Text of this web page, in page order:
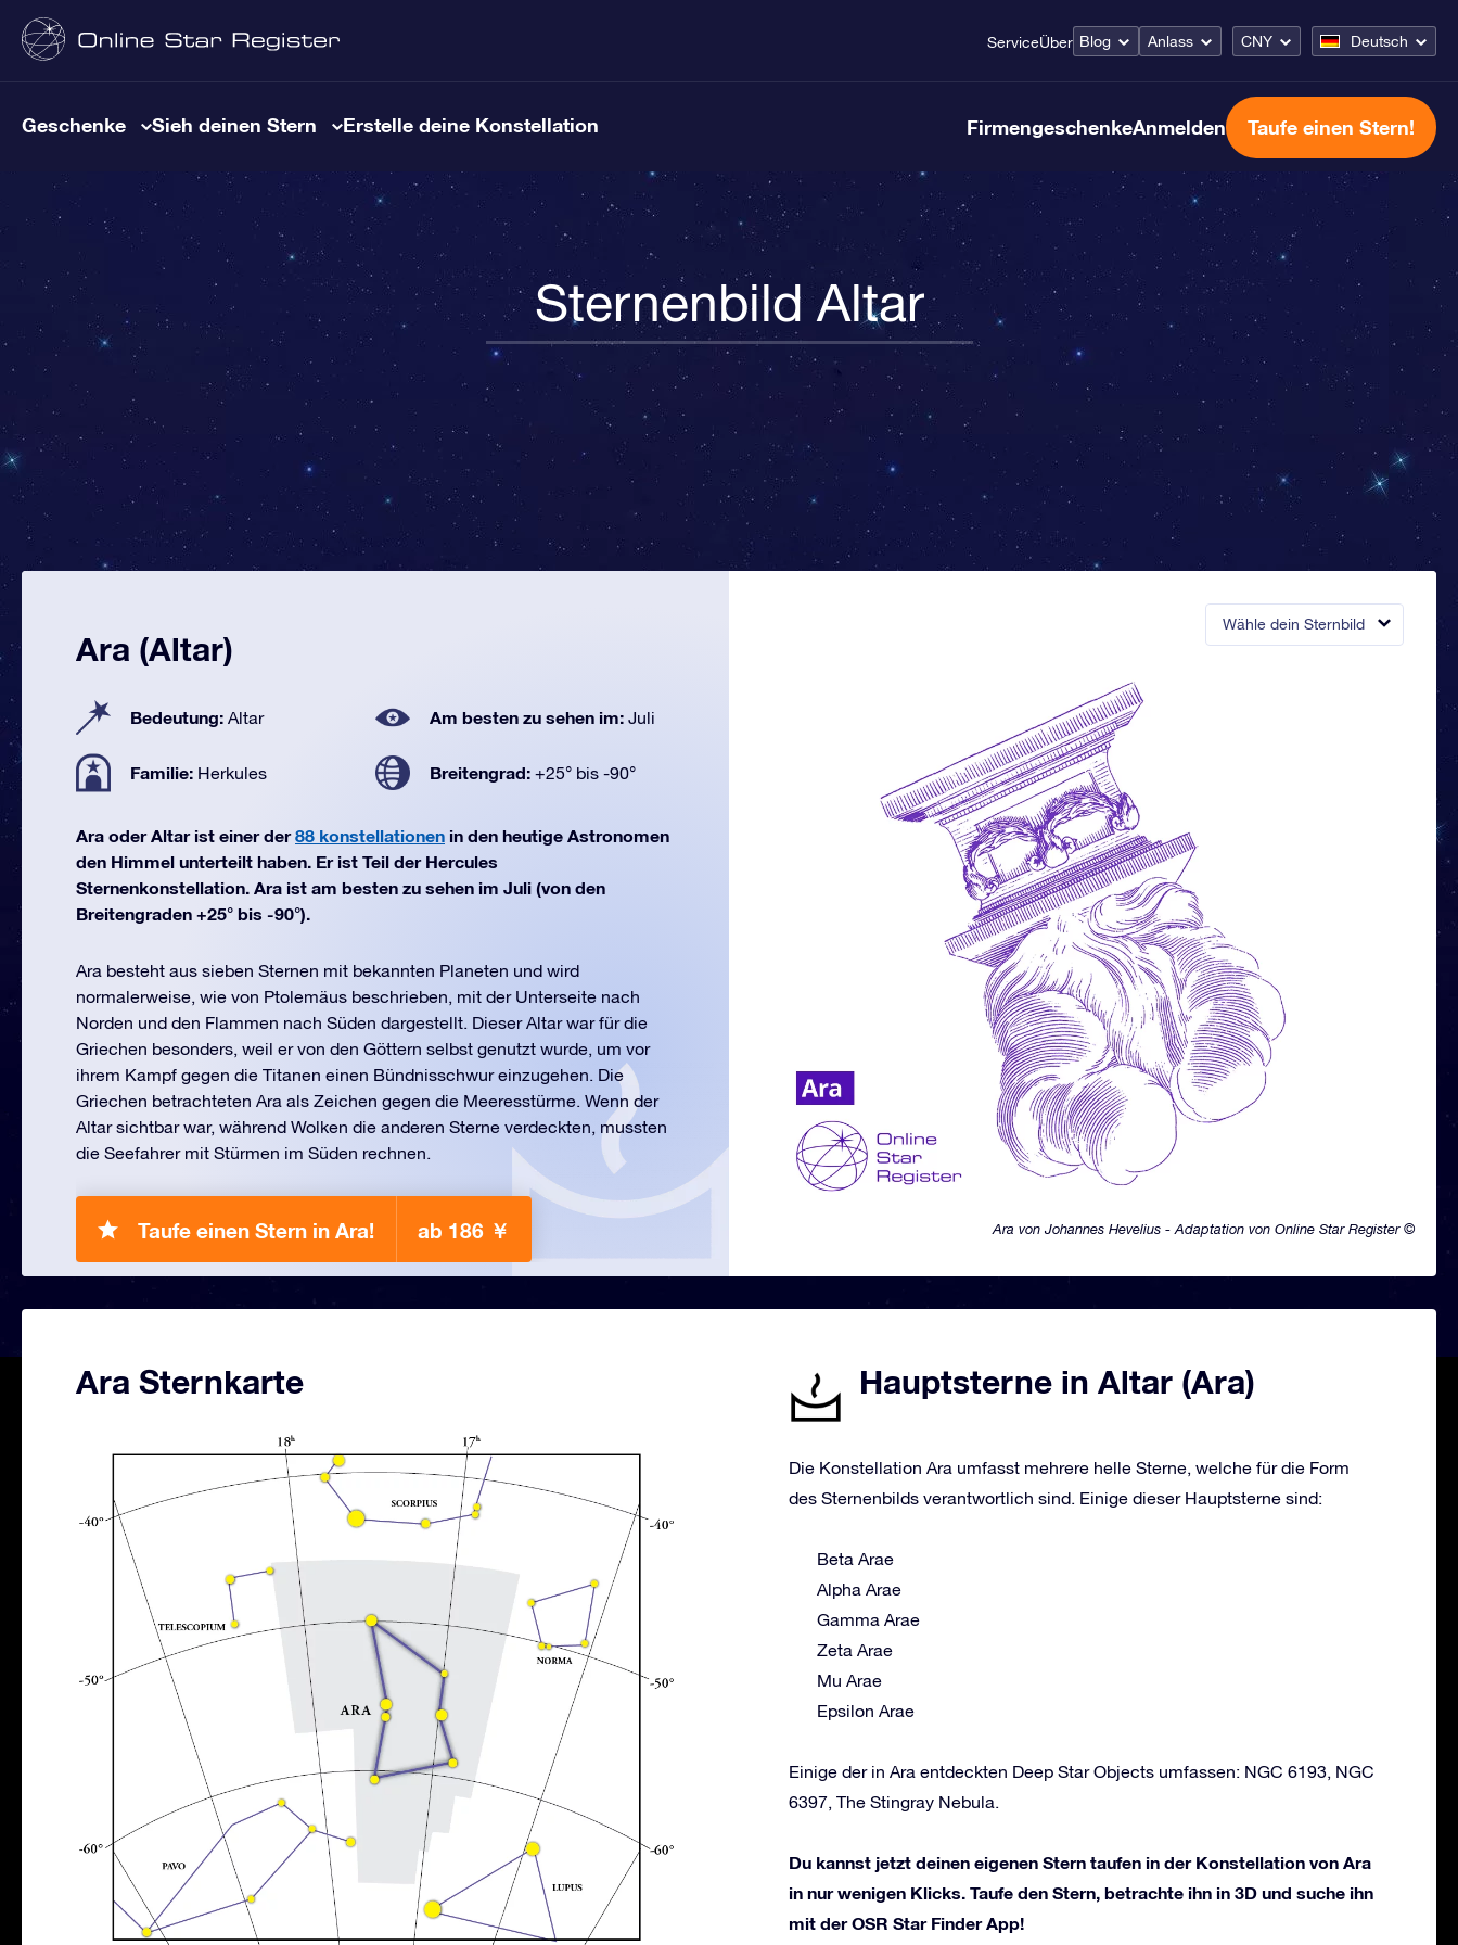
ServiceÜber Blog Anlass CNY Deutsch
Geschenke Sieh deinen Stern Erstelle deine Konstellation FirmengeschenkeAnmelden Taufe einen Stern!
Sternenbild Altar
Wähle dein Sternbild
Ara von Johannes Hevelius - Adaptation von Online Star Register ©
Ara (Altar)
Bedeutung: Altar Am besten zu sehen im: Juli
Familie: Herkules Breitengrad: +25° bis -90°
Ara oder Altar ist einer der88 konstellationen in den heutige Astronomen
den Himmel unterteilt haben. Er ist Teil der Hercules
Sternenkonstellation. Ara ist am besten zu sehen im Juli (von den
Breitengraden +25° bis -90°).
Ara besteht aus sieben Sternen mit bekannten Planeten und wird
normalerweise, wie von Ptolemäus beschrieben, mit der Unterseite nach
Norden und den Flammen nach Süden dargestellt. Dieser Altar war für die
Griechen besonders, weil er von den Göttern selbst genutzt wurde, um vor
ihrem Kampf gegen die Titanen einen Bündnisschwur einzugehen. Die
Griechen betrachteten Ara als Zeichen gegen die Meeresstürme. Wenn der
Altar sichtbar war, während Wolken die anderen Sterne verdeckten, mussten
die Seefahrer mit Stürmen im Süden rechnen.
Taufe einen Stern in Ara! ab 186 ￥
Ara Sternkarte Hauptsterne in Altar (Ara)
Die Konstellation Ara umfasst mehrere helle Sterne, welche für die Form
des Sternenbilds verantwortlich sind. Einige dieser Hauptsterne sind:
Beta Arae
Alpha Arae
Gamma Arae
Zeta Arae
Mu Arae
Epsilon Arae
Einige der in Ara entdeckten Deep Star Objects umfassen: NGC 6193, NGC
6397, The Stingray Nebula.
Du kannst jetzt deinen eigenen Stern taufen in der Konstellation von Ara
in nur wenigen Klicks. Taufe den Stern, betrachte ihn in 3D und suche ihn
mit der OSR Star Finder App!